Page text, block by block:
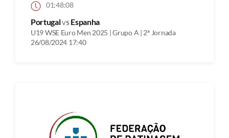
01:48:08
Portugalvs Espanha
U19 WSE Euro Men 2025 | Grupo A | 2ª Jornada
26/08/2024 17:40